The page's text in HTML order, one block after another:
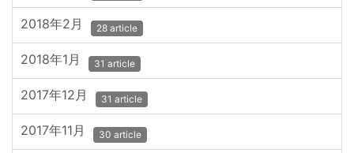
2018年2月 28 article
2018年1月 31 article
2017年12月 31 article
2017年11月 30 article